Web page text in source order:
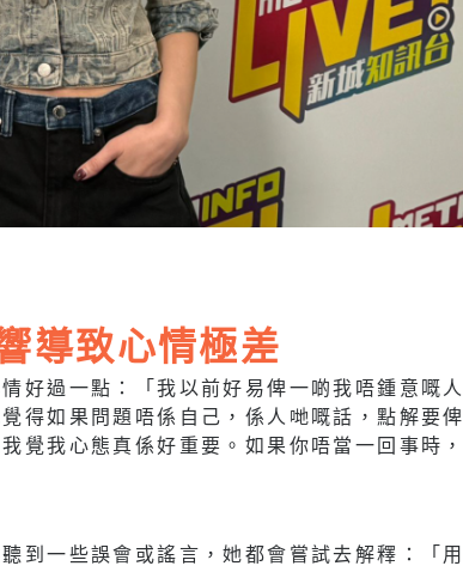
導致心情極差
好過一點：「我以前好易俾一啲我唔鍾意嘅人
得如果問題唔係自己，係人哋嘅話，點解要俾
覺我心態真係好重要。如果你唔當一回事時，
到一些誤會或謠言，她都會嘗試去解釋：「用